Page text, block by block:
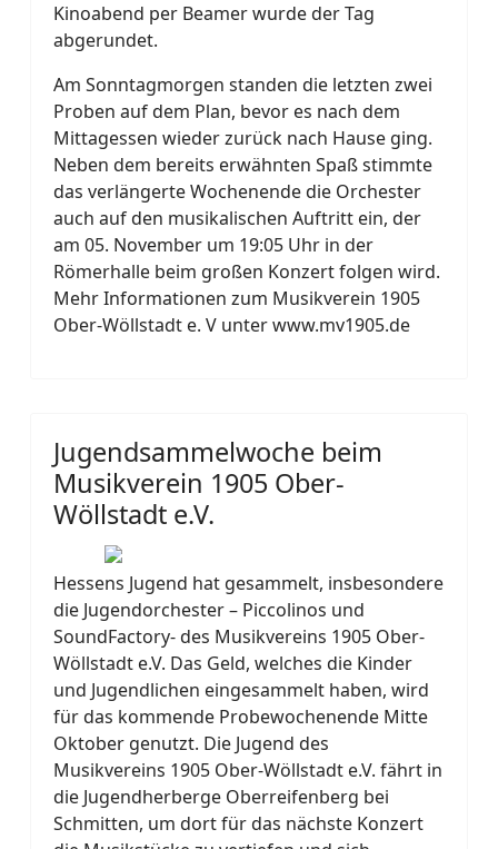
Kinoabend per Beamer wurde der Tag
abgerundet.
Am Sonntagmorgen standen die letzten zwei
Proben auf dem Plan, bevor es nach dem
Mittagessen wieder zurück nach Hause ging.
Neben dem bereits erwähnten Spaß stimmte
das verlängerte Wochenende die Orchester
auch auf den musikalischen Auftritt ein, der
am 05. November um 19:05 Uhr in der
Römerhalle beim großen Konzert folgen wird.
Mehr Informationen zum Musikverein 1905
Ober-Wöllstadt e. V unter www.mv1905.de
Jugendsammelwoche beim
Musikverein 1905 Ober-
Wöllstadt e.V.
Hessens Jugend hat gesammelt, insbesondere
die Jugendorchester – Piccolinos und
SoundFactory- des Musikvereins 1905 Ober-
Wöllstadt e.V. Das Geld, welches die Kinder
und Jugendlichen eingesammelt haben, wird
für das kommende Probewochenende Mitte
Oktober genutzt. Die Jugend des
Musikvereins 1905 Ober-Wöllstadt e.V. fährt in
die Jugendherberge Oberreifenberg bei
Schmitten, um dort für das nächste Konzert